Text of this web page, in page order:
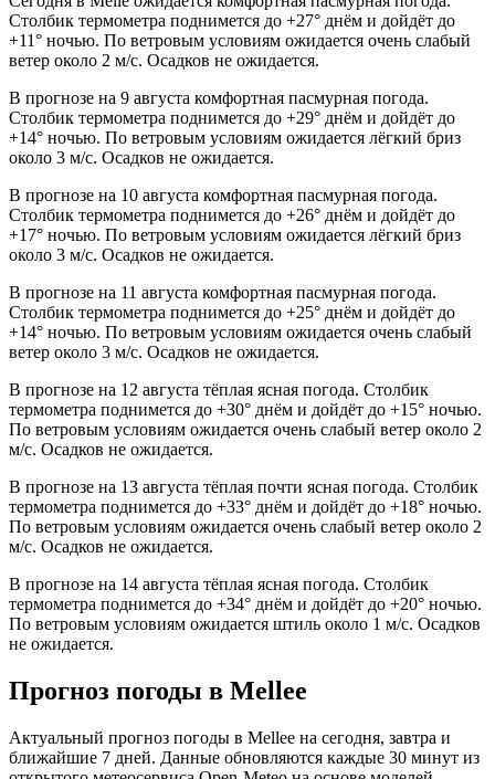
Столбик термометра поднимется до +27° днём и дойдёт до
+11° ночью. По ветровым условиям ожидается очень слабый
ветер около 2 м/с. Осадков не ожидается.
В прогнозе на 9 августа комфортная пасмурная погода.
Столбик термометра поднимется до +29° днём и дойдёт до
+14° ночью. По ветровым условиям ожидается лёгкий бриз
около 3 м/с. Осадков не ожидается.
В прогнозе на 10 августа комфортная пасмурная погода.
Столбик термометра поднимется до +26° днём и дойдёт до
+17° ночью. По ветровым условиям ожидается лёгкий бриз
около 3 м/с. Осадков не ожидается.
В прогнозе на 11 августа комфортная пасмурная погода.
Столбик термометра поднимется до +25° днём и дойдёт до
+14° ночью. По ветровым условиям ожидается очень слабый
ветер около 3 м/с. Осадков не ожидается.
В прогнозе на 12 августа тёплая ясная погода. Столбик
термометра поднимется до +30° днём и дойдёт до +15° ночью.
По ветровым условиям ожидается очень слабый ветер около 2
м/с. Осадков не ожидается.
В прогнозе на 13 августа тёплая почти ясная погода. Столбик
термометра поднимется до +33° днём и дойдёт до +18° ночью.
По ветровым условиям ожидается очень слабый ветер около 2
м/с. Осадков не ожидается.
В прогнозе на 14 августа тёплая ясная погода. Столбик
термометра поднимется до +34° днём и дойдёт до +20° ночью.
По ветровым условиям ожидается штиль около 1 м/с. Осадков
не ожидается.
Прогноз погоды в Melleе
Актуальный прогноз погоды в Melleе на сегодня, завтра и
ближайшие 7 дней. Данные обновляются каждые 30 минут из